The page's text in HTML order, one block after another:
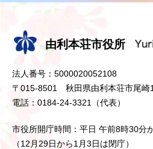
由利本荘市役所
法人番号：5000020052108
〒015-8501 秋田県由利本荘市尾崎
電話：0184-24-3321（代表）
市役所開庁時間：平日 午前8時30分
（12月29日から1月3日は閉庁）